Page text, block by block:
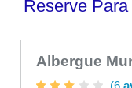
Albergue